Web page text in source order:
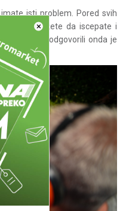
×
isti problem. Pored svih
ne stižete da iscepate i
potvrdno odgovorili onda je
za drva.